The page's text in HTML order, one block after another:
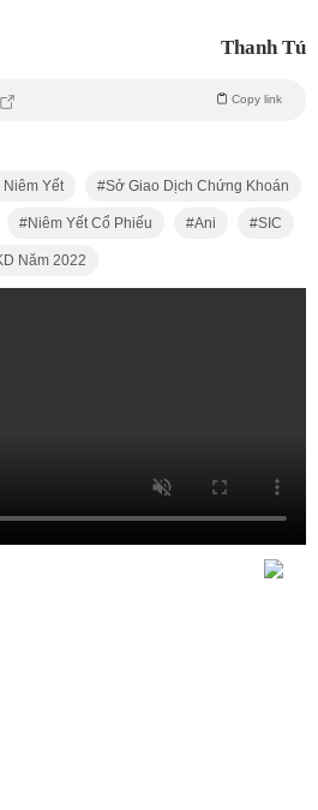
Thanh Tú
Copy link
Niêm Yết Sở Giao Dịch Chứng Khoán
Niêm Yết Cổ Phiếu Ani SIC
Năm 2022